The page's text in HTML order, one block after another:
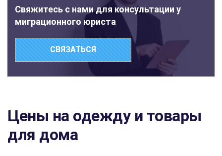
Свяжитесь с нами для консультации у
миграционного юриста
СВЯЗАТЬСЯ
Цены на одежду и товары
для дома